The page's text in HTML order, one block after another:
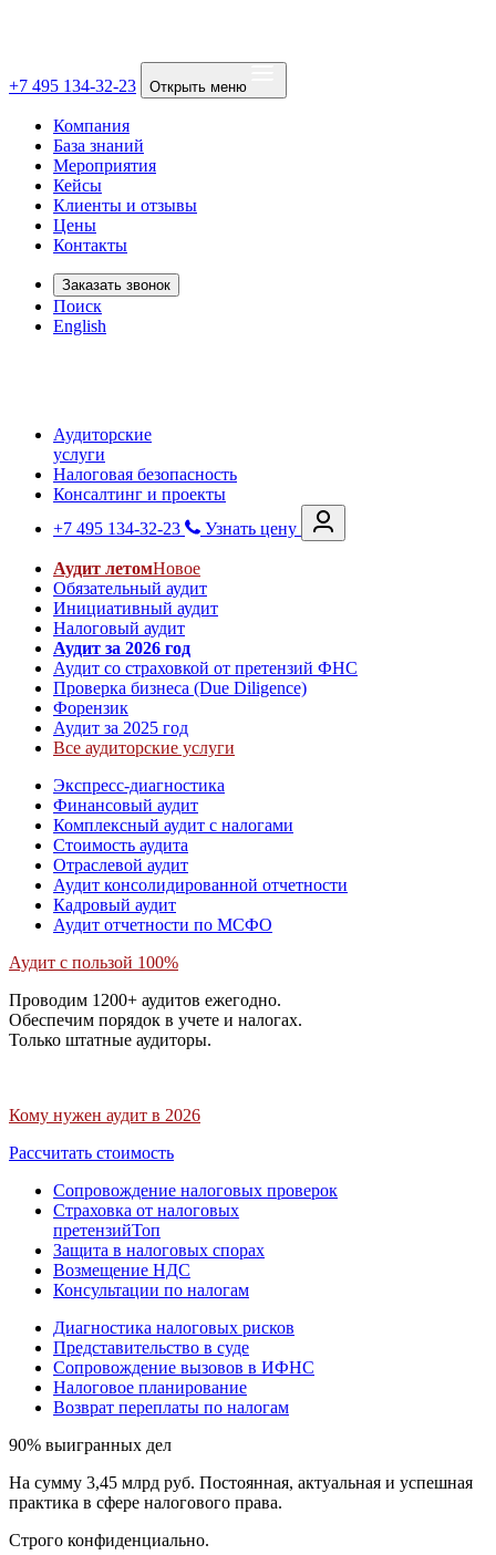
+7 495 134-32-23 Открыть меню
Компания
База знаний
Мероприятия
Кейсы
Клиенты и отзывы
Цены
Контакты
Заказать звонок
Поиск
English
Аудиторские
услуги
Налоговая безопасность
Консалтинг и проекты
+7 495 134-32-23
Узнать цену
Аудит летомНовое
Обязательный аудит
Инициативный аудит
Налоговый аудит
Аудит за 2026 год
Аудит со страховкой от претензий ФНС
Проверка бизнеса (Due Diligence)
Форензик
Аудит за 2025 год
Все аудиторские услуги
Экспресс-диагностика
Финансовый аудит
Комплексный аудит с налогами
Стоимость аудита
Отраслевой аудит
Аудит консолидированной отчетности
Кадровый аудит
Аудит отчетности по МСФО
Аудит с пользой 100%
Проводим 1200+ аудитов ежегодно.
Обеспечим порядок в учете и налогах.
Только штатные аудиторы.
Кому нужен аудит в 2026
Рассчитать стоимость
Сопровождение налоговых проверок
Страховка от налоговых
претензийТоп
Защита в налоговых спорах
Возмещение НДС
Консультации по налогам
Диагностика налоговых рисков
Представительство в суде
Сопровождение вызовов в ИФНС
Налоговое планирование
Возврат переплаты по налогам
90% выигранных дел
На сумму 3,45 млрд руб. Постоянная, актуальная и успешная
практика в сфере налогового права.
Строго конфиденциально.